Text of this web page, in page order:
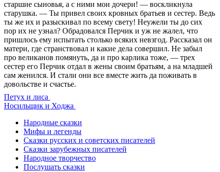
Петух и лиса
Носильщик и Ходжа
Народные сказки
Мифы и легенды
Сказки русских и советских писателей
Сказки зарубежных писателей
Народное творчество
Послушать сказки